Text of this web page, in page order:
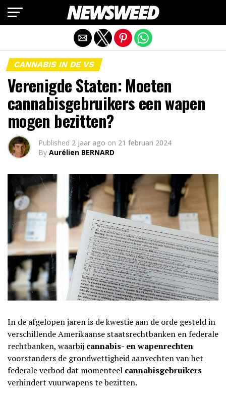
CANNABIS IN DE VS
Verenigde Staten: Moeten
cannabisgebruikers een wapen
mogen bezitten?
Published 2 jaar ago on 21 februari 2024
By Aurélien BERNARD
In de afgelopen jaren is de kwestie aan de orde gesteld in
verschillende Amerikaanse staatsrechtbanken en federale
rechtbanken, waarbij cannabis- en wapenrechten
voorstanders de grondwettigheid aanvechten van het
federale verbod dat momenteel cannabisgebruikers
verhindert vuurwapens te bezitten.
Mobiele versie afsluiten